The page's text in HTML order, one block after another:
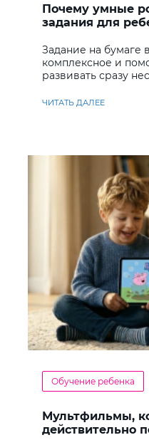
Почему умные
задания для
Задание на бумаге
комплексное и
развивать сразу
ЧИТАТЬ ДАЛЕЕ
Обучение ребенка
Мультфильмы,
действительно